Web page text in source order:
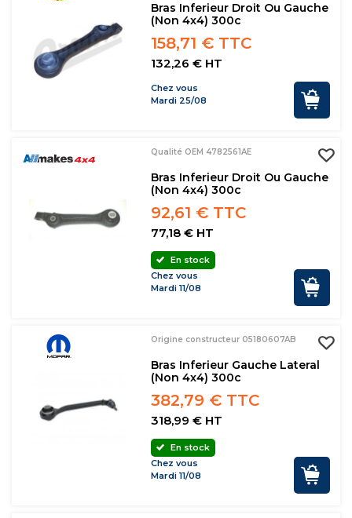
Bras Inferieur Droit Ou Gauche
(non 4x4) 300c
158,71 € TTC
132,26 € HT
Chez vous
Mardi 25/08
Qualité OEM 4782561AE
Bras Inferieur Droit Ou Gauche
(non 4x4) 300c
92,61 € TTC
77,18 € HT
En stock
Chez vous
Mardi 11/08
Origine constructeur 05180607AB
Bras Inferieur Gauche Lateral
(non 4x4) 300c
382,79 € TTC
318,99 € HT
En stock
Chez vous
Mardi 11/08